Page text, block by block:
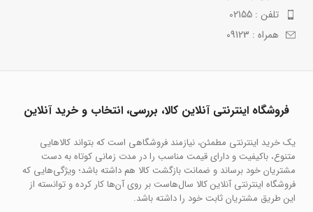
تلفن : 02155
همراه : 09123
فروشگاه اینترنتی آنلاین کالا، بررسی، انتخاب و خرید آنلاین
یک خرید اینترنتی مطمئن، نیازمند فروشگاهی است که بتواند کالاهایی
متنوع، باکیفیت و دارای قیمت مناسب را در مدت زمانی کوتاه به دست
مشتریان خود برساند و ضمانت بازگشت کالا هم داشته باشد؛ ویژگی‌هایی که
فروشگاه اینترنتی آنلاین کالا سال‌هاست بر روی آن‌ها کار کرده و توانسته از
این طریق مشتریان ثابت خود را داشته باشد.